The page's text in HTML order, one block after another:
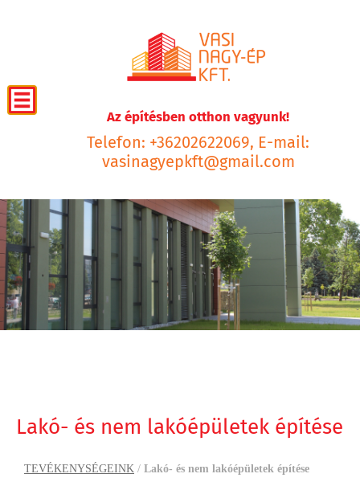
Az építésben otthon vagyunk!
Telefon: +36202622069, E-mail:
vasinagyepkft@gmail.com
Lakó- és nem lakóépületek építése
TEVÉKENYSÉGEINK / Lakó- és nem lakóépületek építése